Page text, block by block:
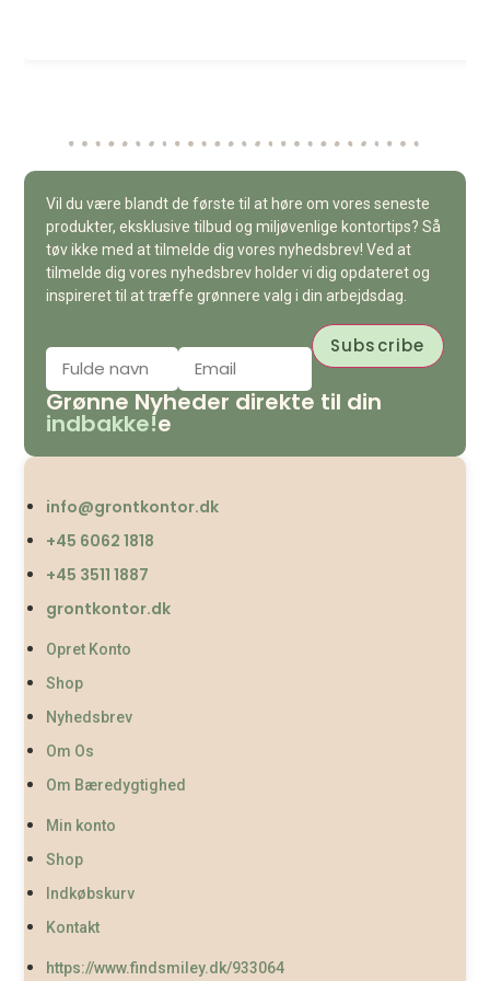
Vil du være blandt de første til at høre om vores seneste
produkter, eksklusive tilbud og miljøvenlige kontortips? Så
tøv ikke med at tilmelde dig vores nyhedsbrev! Ved at
tilmelde dig vores nyhedsbrev holder vi dig opdateret og
inspireret til at træffe grønnere valg i din arbejdsdag.
Grønne Nyheder direkte til din
indbakke!e
info@grontkontor.dk
+45 6062 1818
+45 3511 1887
grontkontor.dk
Opret Konto
Shop
Nyhedsbrev
Om Os
Om Bæredygtighed
Min konto
Shop
Indkøbskurv
Kontakt
https://www.findsmiley.dk/933064